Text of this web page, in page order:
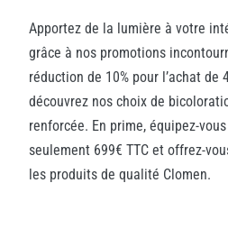
Apportez de la lumière à votre
grâce à nos promotions
réduction de 10% pour l’achat de
découvrez nos choix de
renforcée. En prime, équipez-
seulement 699€ TTC et offrez-
les produits de qualité Clomen.